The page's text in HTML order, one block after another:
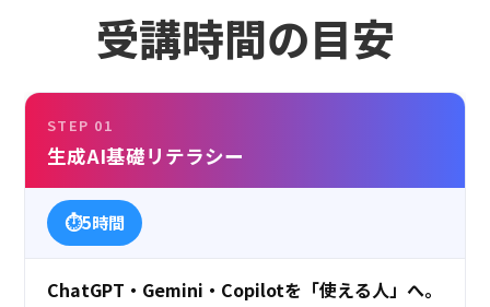
受講時間の目安
STEP 01
生成AI基礎リテラシー
⏱5時間
ChatGPT・Gemini・Copilotを「使える人」へ。